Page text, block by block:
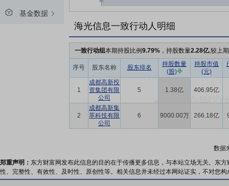
基金数据
海光信息一致行动人明细
一致行动组本期持股比例9.79% ，持股数量2.28亿,较上
序号 股东名称 股东排名
持股数量
(股)
持股市值
(元)
1
成都高新投
资集团有限
公司
5 1.38亿 406.95亿
2
成都高新集
萃科技有限
公司
6 9000.00万 266.18亿
数据
郑重声明： 东方财富网发布此信息的目的在于传播更多信息，与本站立场无关。东
性、完整性、有效性、及时性、原创性等。相关信息并未经过本网站证实，不对您